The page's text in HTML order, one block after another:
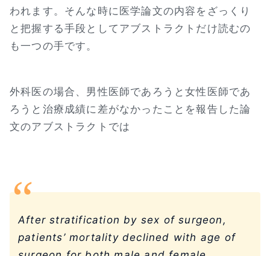
われます。そんな時に医学論文の内容をざっくり
と把握する手段としてアブストラクトだけ読むの
も一つの手です。
外科医の場合、男性医師であろうと女性医師であ
ろうと治療成績に差がなかったことを報告した論
文のアブストラクトでは
After stratification by sex of surgeon,
patients’ mortality declined with age of